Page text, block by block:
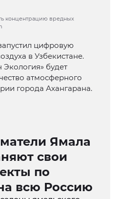
концентрацию вредных
цифровую
в Узбекистане.
будет
атмосферного
города Ахангарана.
Ямала
свои
по
всю Россию